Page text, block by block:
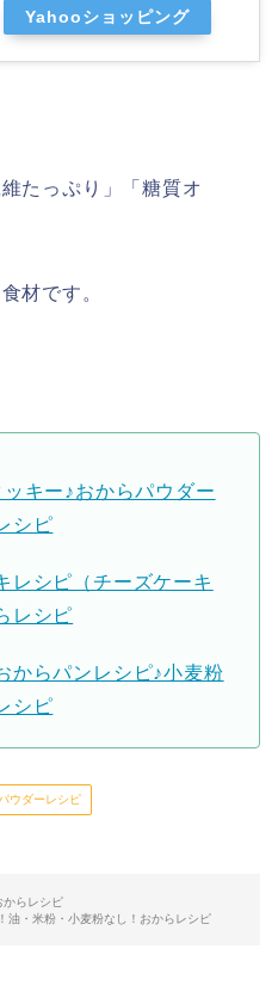
Yahooショッピング
たっぷり」「糖質オ
材です。
キー♪おからパウダー
シピ
レシピ（チーズケーキ
レシピ
からパンレシピ♪小麦粉
シピ
ウダーレシピ
からレシピ
油・米粉・小麦粉なし！おからレシピ